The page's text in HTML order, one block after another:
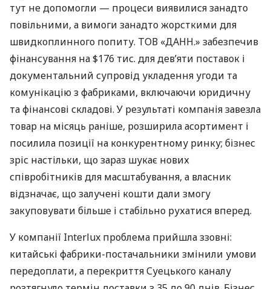
тут не допомогли — процеси виявилися занадто
повільними, а вимоги занадто жорсткими для
швидкоплинного попиту. ТОВ «ДАНН.» забезпечив
фінансування на $176 тис. для дев’яти поставок і
документальний супровід укладення угоди та
комунікацію з фабриками, включаючи юридичну
та фінансові складові. У результаті компанія завезла
товар на місяць раніше, розширила асортимент і
посилила позиції на конкурентному ринку; бізнес
зріс настільки, що зараз шукає нових
співробітників для масштабування, а власник
відзначає, що залучені кошти дали змогу
закуповувати більше і стабільно рухатися вперед.
У компанії Interlux проблема прийшла ззовні:
китайські фабрики-постачальники змінили умови
передоплати, а перекриття Суецького каналу